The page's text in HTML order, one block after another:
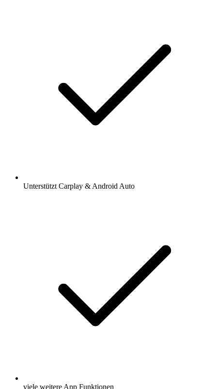
Unterstützt Carplay & Android Auto
viele weitere App Funktionen